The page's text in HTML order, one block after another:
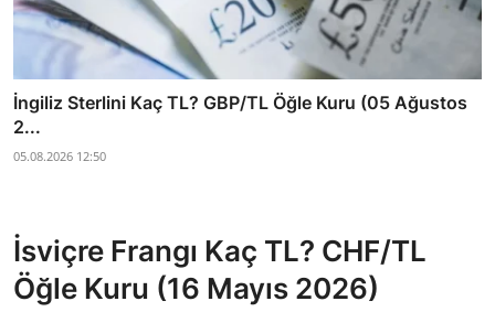
İngiliz Sterlini Kaç TL? GBP/TL Öğle Kuru (05 Ağustos
2...
05.08.2026 12:50
İsviçre Frangı Kaç TL? CHF/TL
Öğle Kuru (16 Mayıs 2026)